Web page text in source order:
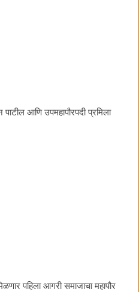
पाटील आणि उपमहापौरपदी प्रमिला
पहिला आगरी समाजाचा महापौर